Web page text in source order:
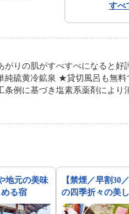
すべ
りの肌がすべすべになると
例に基づき塩素系薬剤により
地元の美味
る宿
【禁煙／早割30
の四季折々の美